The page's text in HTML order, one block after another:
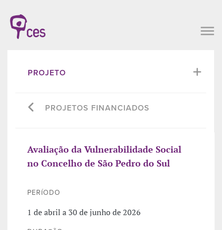
PROJETO
PROJETOS FINANCIADOS
Avaliação da Vulnerabilidade Social
no Concelho de São Pedro do Sul
PERÍODO
1 de abril a 30 de junho de 2026